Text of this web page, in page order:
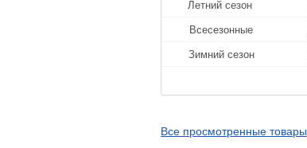
Maxxis
Летний сезон
Всесезонные
Зимний сезон
Все просмотренные товары